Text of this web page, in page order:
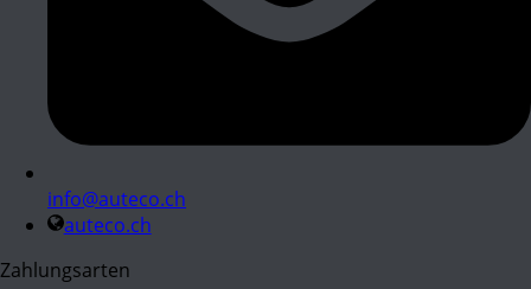
info@auteco.ch
auteco.ch
Zahlungsarten